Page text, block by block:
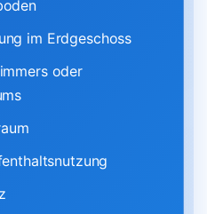
im Erdgeschoss
oder